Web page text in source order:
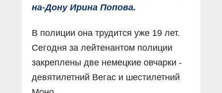
на-Дону Ирина Попова.
В полиции она трудится уже 19 лет.
Сегодня за лейтенантом полиции
закреплены две немецкие овчарки -
девятилетний Вегас и шестилетний